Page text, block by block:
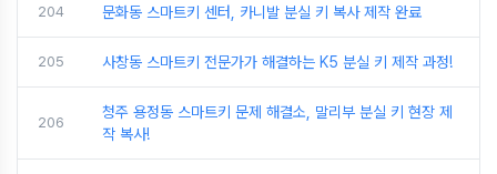
204 문화동 스마트키 센터, 카니발 분실 키 복사 제작 완료
205 사창동 스마트키 전문가가 해결하는 K5 분실 키 제작 과정!
206
청주 용정동 스마트키 문제 해결소, 말리부 분실 키 현장 제
작 복사!